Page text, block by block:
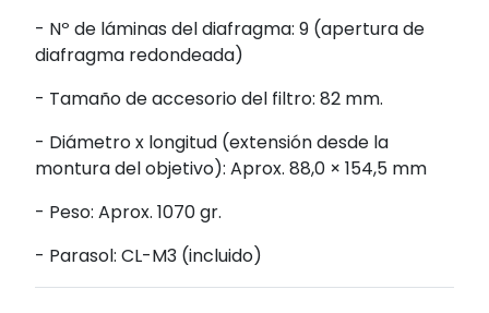
- Nº de láminas del diafragma: 9 (apertura de
diafragma redondeada)
- Tamaño de accesorio del filtro: 82 mm.
- Diámetro x longitud (extensión desde la
montura del objetivo): Aprox. 88,0 × 154,5 mm
- Peso: Aprox. 1070 gr.
- Parasol: CL-M3 (incluido)